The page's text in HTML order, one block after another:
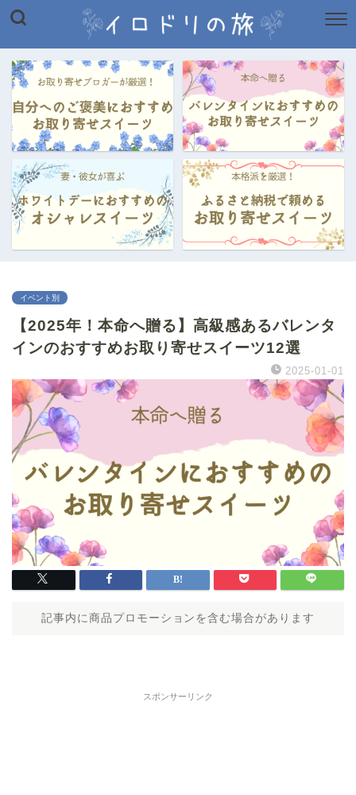
イベント別
【2025年！本命へ贈る】高級感あるバレンタ
インのおすすめお取り寄せスイーツ12選
2025-01-01
記事内に商品プロモーションを含む場合があります
スポンサーリンク